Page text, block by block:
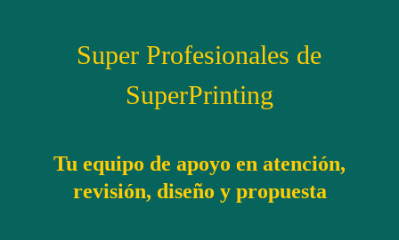
Super Profesionales de
SuperPrinting
Tu equipo de apoyo en atención,
revisión, diseño y propuesta